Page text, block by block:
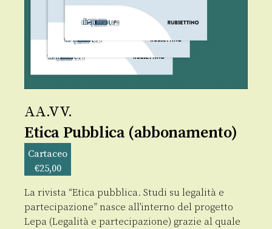
AA.VV.
Etica Pubblica (abbonamento)
Cartaceo
€25,00
La rivista “Etica pubblica. Studi su legalità e
partecipazione” nasce all’interno del progetto
Lepa (Legalità e partecipazione) grazie al quale